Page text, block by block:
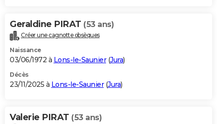
Geraldine PIRAT (53 ans)
Créer une cagnotte obsèques
Naissance
03/06/1972 à Lons-le-Saunier(Jura)
Décès
23/11/2025 à Lons-le-Saunier(Jura)
Valerie PIRAT (53 ans)